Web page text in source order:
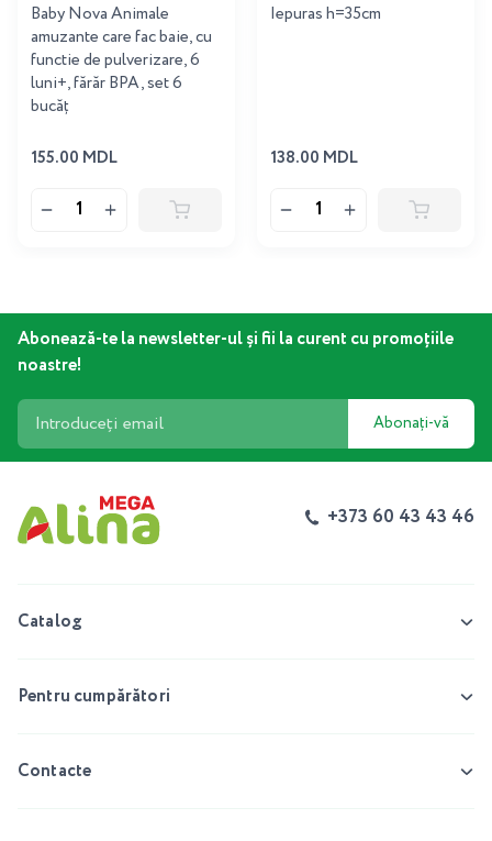
Baby Nova Animale
amuzante care fac baie, cu
functie de pulverizare, 6
luni+, fărăr BPA, set 6
bucăț
155.00 MDL
Iepuras h=35cm
138.00 MDL
Abonează-te la newsletter-ul și fii la curent cu promoțiile
noastre!
Abonați-vă
+373 60 43 43 46
Catalog
Pentru cumpărători
Contacte